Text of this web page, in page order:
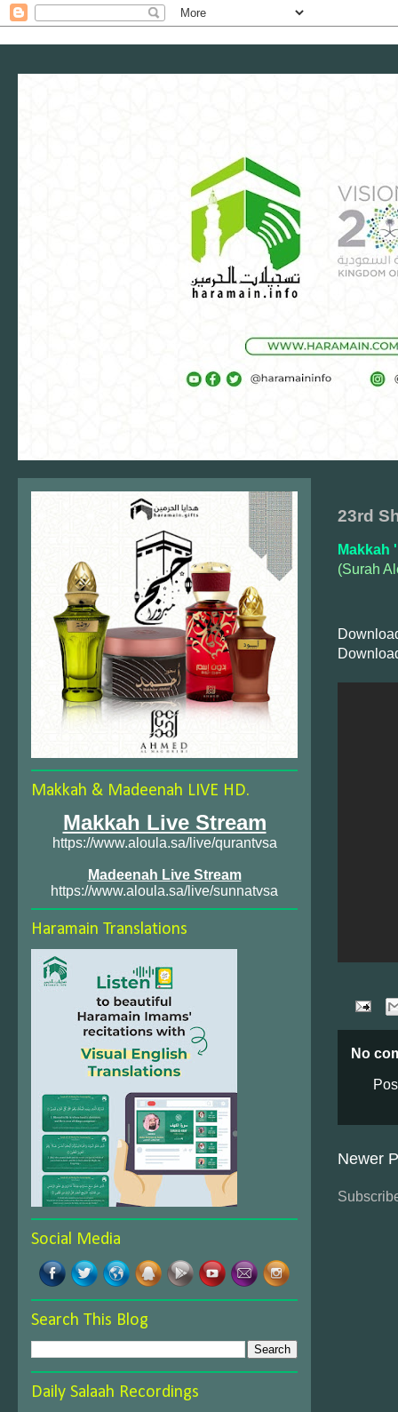
23rd
Makkah
(Surah
No
Newer
Makkah & Madeenah LIVE HD.
Makkah Live Stream
https://www.aloula.sa/live/qurantvsa
Madeenah Live Stream
https://www.aloula.sa/live/sunnatvsa
Haramain Translations
Social Media
Search This Blog
Daily Salaah Recordings